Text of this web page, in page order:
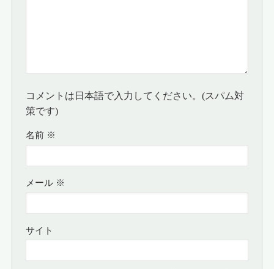
コメントは日本語で入力してください。(スパム対
策です)
名前 ※
メール ※
サイト